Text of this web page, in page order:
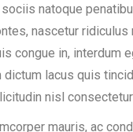
natoque
nascetur ridiculus
congue in, interdum
dictum lacus quis
nisl
mauris, ac